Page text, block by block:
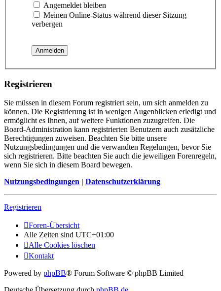
Angemeldet bleiben
Meinen Online-Status während dieser Sitzung
verbergen
Registrieren
Sie müssen in diesem Forum registriert sein, um sich anmelden zu
können. Die Registrierung ist in wenigen Augenblicken erledigt und
ermöglicht es Ihnen, auf weitere Funktionen zuzugreifen. Die
Board-Administration kann registrierten Benutzern auch zusätzliche
Berechtigungen zuweisen. Beachten Sie bitte unsere
Nutzungsbedingungen und die verwandten Regelungen, bevor Sie
sich registrieren. Bitte beachten Sie auch die jeweiligen Forenregeln,
wenn Sie sich in diesem Board bewegen.
Nutzungsbedingungen | Datenschutzerklärung
Registrieren
Foren-Übersicht
Alle Zeiten sind UTC+01:00
Alle Cookies löschen
Kontakt
Powered by phpBB® Forum Software © phpBB Limited